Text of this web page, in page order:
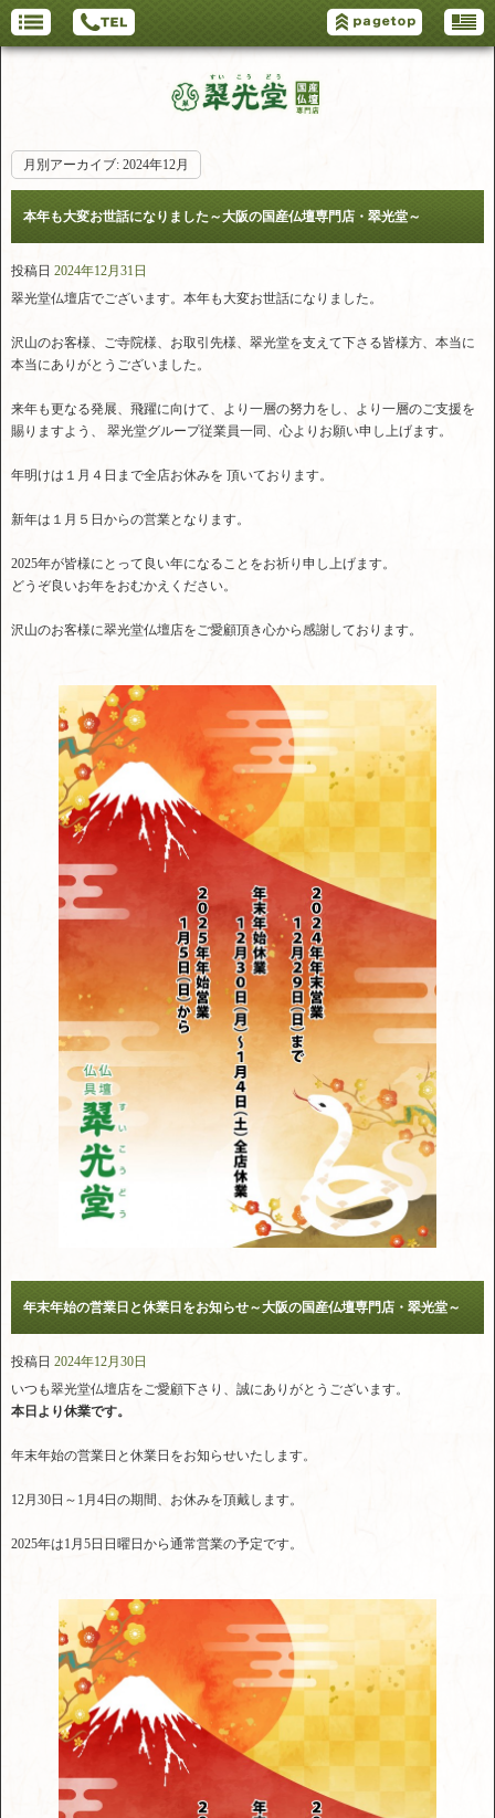
月別アーカイブ: 2024年12月
本年も大変お世話になりました～大阪の国産仏壇専門店・翠光堂～
投稿日 2024年12月31日
翠光堂仏壇店でございます。本年も大変お世話になりました。
沢山のお客様、ご寺院様、お取引先様、翠光堂を支えて下さる皆様方、本当に
本当にありがとうございました。
来年も更なる発展、飛躍に向けて、より一層の努力をし、より一層のご支援を
賜りますよう、 翠光堂グループ従業員一同、心よりお願い申し上げます。
年明けは１月４日まで全店お休みを 頂いております。
新年は１月５日からの営業となります。
2025年が皆様にとって良い年になることをお祈り申し上げます。
どうぞ良いお年をおむかえください。
沢山のお客様に翠光堂仏壇店をご愛顧頂き心から感謝しております。
年末年始の営業日と休業日をお知らせ～大阪の国産仏壇専門店・翠光堂～
投稿日 2024年12月30日
いつも翠光堂仏壇店をご愛顧下さり、誠にありがとうございます。
本日より休業です。
年末年始の営業日と休業日をお知らせいたします。
12月30日～1月4日の期間、お休みを頂戴します。
2025年は1月5日日曜日から通常営業の予定です。